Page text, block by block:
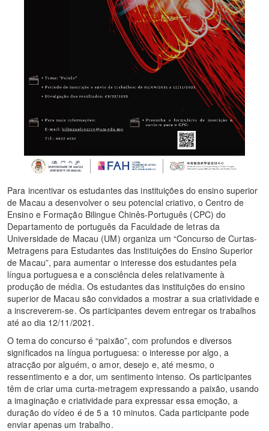
Para incentivar os estudantes das instituições do ensino superior
de Macau a desenvolver o seu potencial criativo, o Centro de
Ensino e Formação Bilingue Chinês-Português (CPC) do
Departamento de português da Faculdade de letras da
Universidade de Macau (UM) organiza um “Concurso de Curtas-
Metragens para Estudantes das Instituições do Ensino Superior
de Macau”, para aumentar o interesse dos estudantes pela
língua portuguesa e a consciência deles relativamente à
produção de média. Os estudantes das instituições do ensino
superior de Macau são convidados a mostrar a sua criatividade e
a inscreverem-se. Os participantes devem entregar os trabalhos
até ao dia 12/11/2021.
O tema do concurso é “paixão”, com profundos e diversos
significados na língua portuguesa: o interesse por algo, a
atracção por alguém, o amor, desejo e, até mesmo, o
ressentimento e a dor, um sentimento intenso. Os participantes
têm de criar uma curta-metragem expressando a paixão, usando
a imaginação e criatividade para expressar essa emoção, a
duração do vídeo é de 5 a 10 minutos. Cada participante pode
enviar apenas um trabalho.